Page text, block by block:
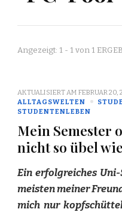
Angezeigt: 1 - 1 von 1
AKTUALISIERT AM FEBRUAR 20,
ALLTAGSWELTEN
STUDENTENLEBEN
Mein Semester
nicht so übel
Ein erfolgreiches
meisten meiner
mich nur